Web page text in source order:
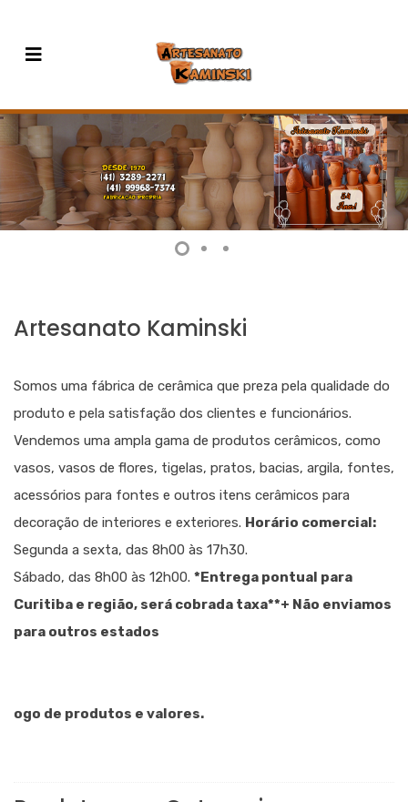
Artesanato Kaminski
Somos uma fábrica de cerâmica que preza pela qualidade do
produto e pela satisfação dos clientes e funcionários.
Vendemos uma ampla gama de produtos cerâmicos, como
vasos, vasos de flores, tigelas, pratos, bacias, argila, fontes,
acessórios para fontes e outros itens cerâmicos para
decoração de interiores e exteriores. Horário comercial:
Segunda a sexta, das 8h00 às 17h30.
Sábado, das 8h00 às 12h00. *Entrega pontual para
Curitiba e região, será cobrada taxa**+ Não enviamos
para outros estados
de produtos e valores.